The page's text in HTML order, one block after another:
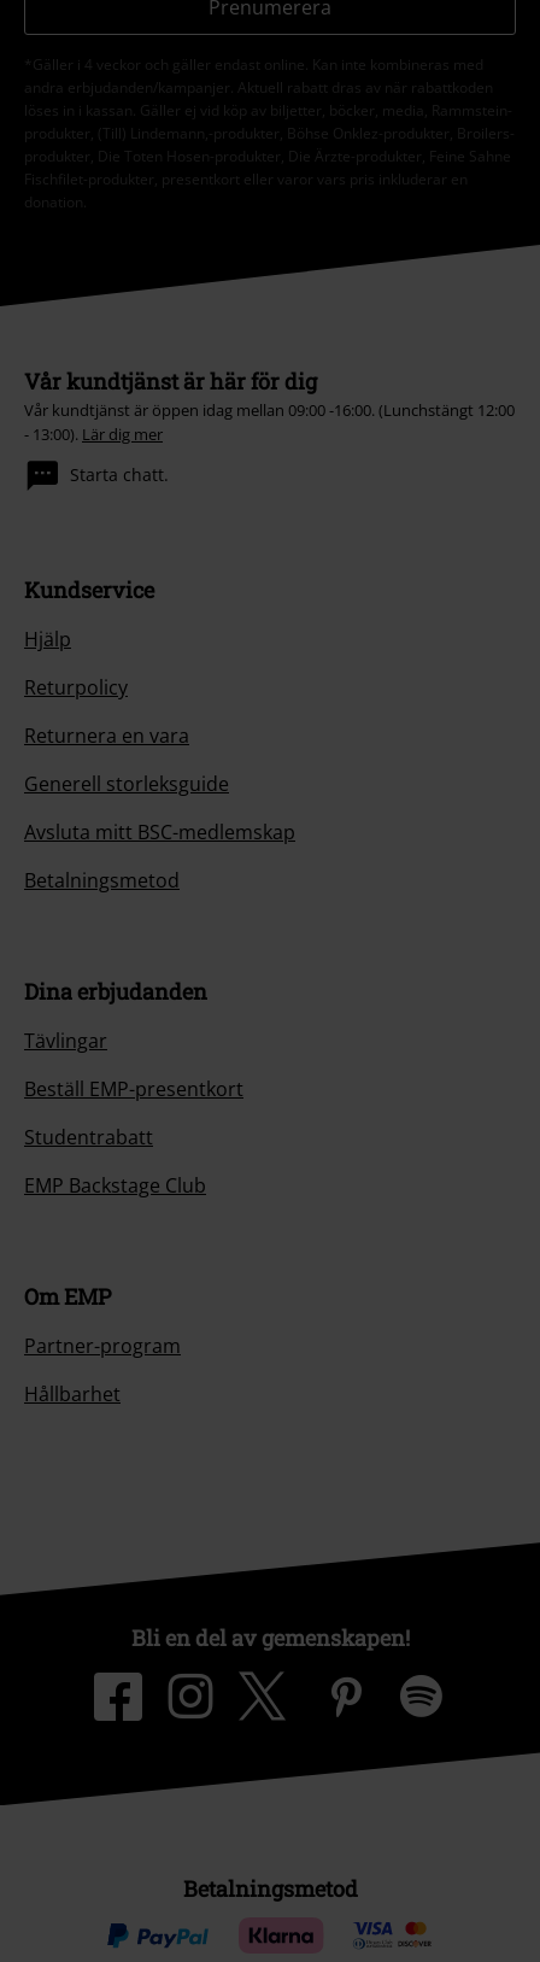
Prenumerera
*Gäller i 4 veckor och gäller endast online. Kan inte kombineras med
andra erbjudanden/kampanjer. Aktuell rabatt dras av när rabattkoden
löses in i kassan. Gäller ej vid köp av biljetter, böcker, media, Rammstein-
produkter, (Till) Lindemann,-produkter, Böhse Onklez-produkter, Broilers-
produkter, Die Toten Hosen-produkter, Die Ärzte-produkter, Feine Sahne
Fischfilet-produkter, presentkort eller varor vars pris inkluderar en
donation.
Vår kundtjänst är här för dig
Vår kundtjänst är öppen idag mellan 09:00 -16:00. (Lunchstängt 12:00
- 13:00). Lär dig mer
Starta chatt.
Kundservice
Hjälp
Returpolicy
Returnera en vara
Generell storleksguide
Avsluta mitt BSC-medlemskap
Betalningsmetod
Dina erbjudanden
Tävlingar
Beställ EMP-presentkort
Studentrabatt
EMP Backstage Club
Om EMP
Partner-program
Hållbarhet
Bli en del av gemenskapen!
Betalningsmetod